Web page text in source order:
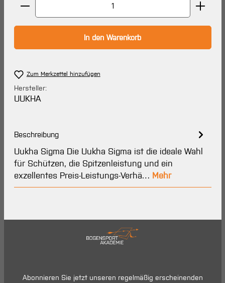
In den Warenkorb
Zum Merkzettel hinzufügen
Hersteller:
UUKHA
Beschreibung
Uukha Sigma Die Uukha Sigma ist die ideale Wahl
für Schützen, die Spitzenleistung und ein
exzellentes Preis-Leistungs-Verhä… Mehr
Abonnieren Sie jetzt unseren regelmäßig erscheinenden